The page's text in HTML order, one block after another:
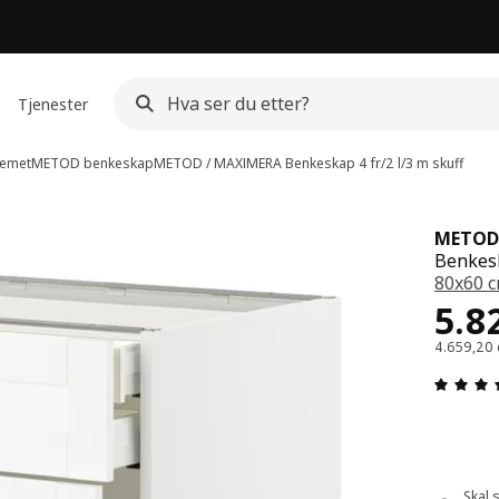
Tjenester
METOD benkeskapMETOD / MAXIMERABenkeskap 4 fr/2 l/3 m skuff
80x60
4.659,20